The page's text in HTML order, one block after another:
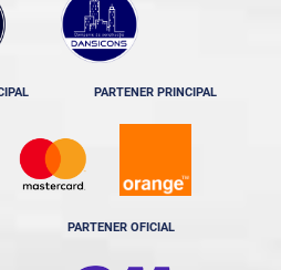
PARTENER PRINCIPAL
PARTENER OFICIAL